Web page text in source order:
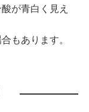
が青白く見え
もあります。